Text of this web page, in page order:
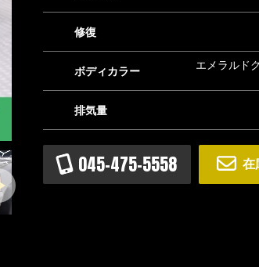
修復
ボディカラー
エメラルド
排気量
045-475-5558 在